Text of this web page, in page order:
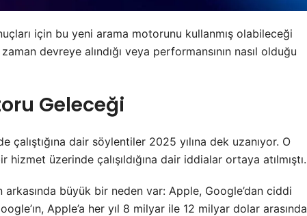
için bu yeni arama motorunu kullanmış olabileceği
devreye alındığı veya performansının nasıl olduğu
Geleceği
çalıştığına dair söylentiler 2025 yılına dek uzanıyor. O
üzerinde çalışıldığına dair iddialar ortaya atılmıştı.
arkasında büyük bir neden var: Apple, Google’dan ciddi
Apple’a her yıl 8 milyar ile 12 milyar dolar arasında